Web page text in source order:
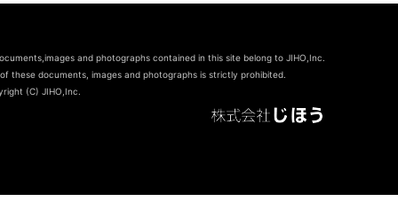
and photographs contained in this site belong to JIHO,Inc.
these documents, images and photographs is strictly prohibited.
(C) JIHO,Inc.